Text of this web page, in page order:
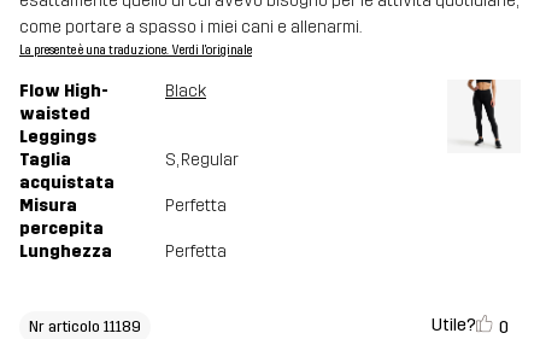
come portare a spasso i miei cani e allenarmi.
La presente è una traduzione. Verdi l'originale
Flow High-
waisted
Leggings
Black
Taglia
acquistata
S, Regular
Misura
percepita
Perfetta
Lunghezza Perfetta
Nr articolo 11189 Utile? 0